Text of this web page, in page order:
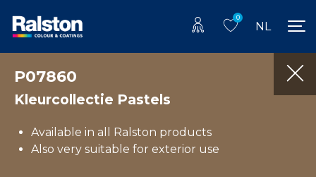
0
NL
P07860
Kleurcollectie Pastels
Available in all Ralston products
Also very suitable for exterior use